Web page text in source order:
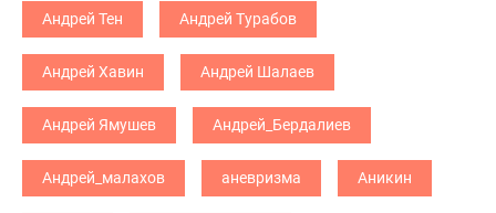
Андрей Тен Андрей Турабов
Андрей Хавин Андрей Шалаев
Андрей Ямушев Андрей_Бердалиев
Андрей_малахов аневризма Аникин